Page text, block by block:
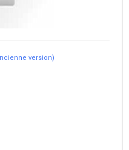
version)